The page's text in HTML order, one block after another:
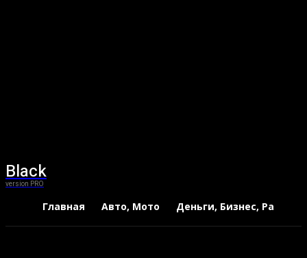
Black
version PRO
Главная Авто, Мото Деньги, Бизнес, Работа